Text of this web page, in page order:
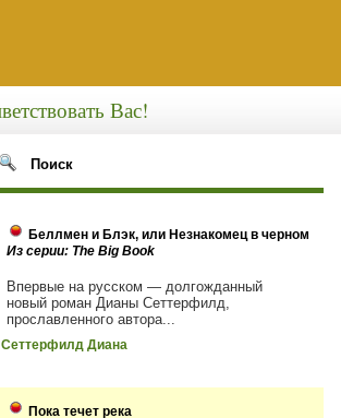
Вас!
Поиск
Беллмен и Блэк, или Незнакомец в черном
Из серии: The Big Book
Впервые на русском — долгожданный
новый роман Дианы Сеттерфилд,
прославленного автора...
Сеттерфилд Диана
Пока течет река